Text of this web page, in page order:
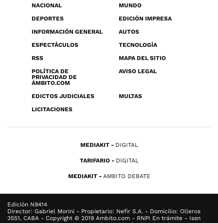
NACIONAL
MUNDO
DEPORTES
EDICIÓN IMPRESA
INFORMACIÓN GENERAL
AUTOS
ESPECTÁCULOS
TECNOLOGÍA
RSS
MAPA DEL SITIO
POLÍTICA DE
PRIVACIDAD DE
ÁMBITO.COM
AVISO LEGAL
EDICTOS JUDICIALES
MULTAS
LICITACIONES
MEDIAKIT DIGITAL
TARIFARIO DIGITAL
MEDIAKIT AMBITO DEBATE
Edición N9414
Director: Gabriel Morini - Propietario: Nefir S.A. - Domicilio: Olleros
3551, CABA - Copyright © 2019 Ambito.com - RNPI En trámite - Issn